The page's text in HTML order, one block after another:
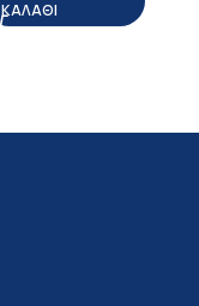
ΚΑΛΆΘΙ